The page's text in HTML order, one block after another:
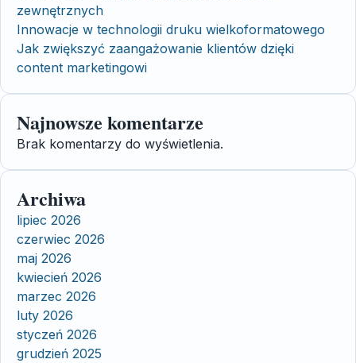
zewnętrznych
Innowacje w technologii druku wielkoformatowego
Jak zwiększyć zaangażowanie klientów dzięki
content marketingowi
Najnowsze komentarze
Brak komentarzy do wyświetlenia.
Archiwa
lipiec 2026
czerwiec 2026
maj 2026
kwiecień 2026
marzec 2026
luty 2026
styczeń 2026
grudzień 2025